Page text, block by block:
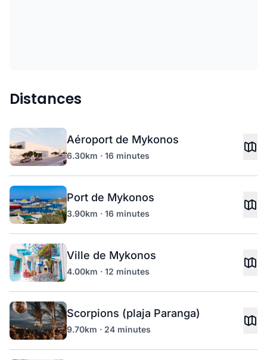
Distances
Aéroport de Mykonos
6.30km · 16 minutes
Port de Mykonos
3.90km · 16 minutes
Ville de Mykonos
4.00km · 12 minutes
Scorpions (plaja Paranga)
9.70km · 24 minutes